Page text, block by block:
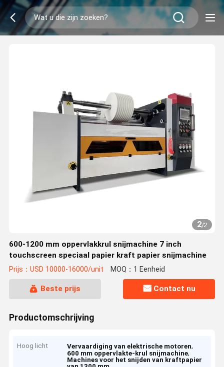
2/2
600-1200 mm oppervlakkrul snijmachine 7 inch
touchscreen speciaal papier kraft papier snijmachine
Prijs：USD 10000-16000/unit MOQ：1 Eenheid
Beste prijs Contact nu
Productomschrijving
Hoog licht Vervaardiging van elektrische motoren,
600 mm oppervlakte-krul snijmachine,
Machines voor het snijden van kraftpapier